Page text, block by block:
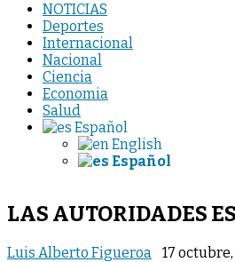
NOTICIAS
Deportes
Internacional
Nacional
Ciencia
Economia
Salud
Español
English
Español
LAS AUTORIDADES
Luis Alberto Figueroa 17